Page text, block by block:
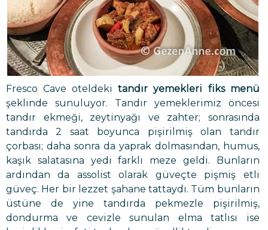
Fresco Cave oteldekitandır yemekleri fiks menü
şeklinde sunuluyor. Tandır yemeklerimiz öncesi
tandır ekmeği, zeytinyağı ve zahter; sonrasında
tandırda 2 saat boyunca pişirilmiş olan tandır
çorbası; daha sonra da yaprak dolmasından, humus,
kaşık salatasına yedi farklı meze geldi. Bunların
ardından da assolist olarak güveçte pişmiş etli
güveç. Her bir lezzet şahane tattaydı. Tüm bunların
üstüne de yine tandırda pekmezle pişirilmiş,
dondurma ve cevizle sunulan elma tatlısı ise